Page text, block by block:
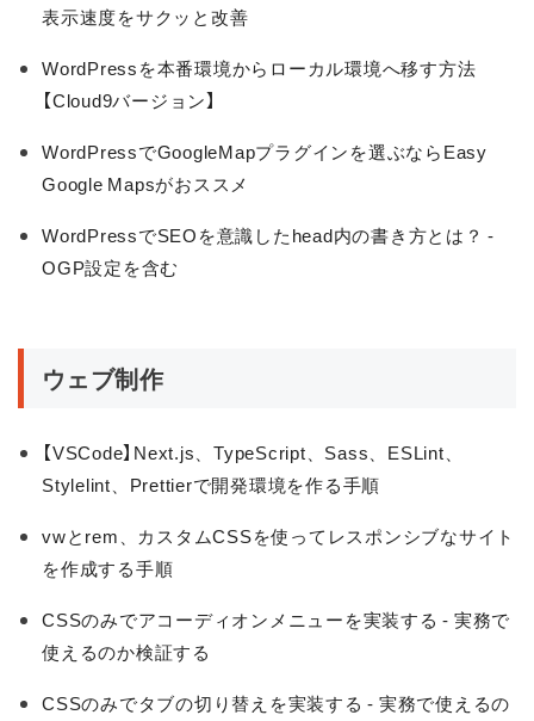
表示速度をサクッと改善
WordPressを本番環境からローカル環境へ移す方法
【Cloud9バージョン】
WordPressでGoogleMapプラグインを選ぶならEasy
Google Mapsがおススメ
WordPressでSEOを意識したhead内の書き方とは？ -
OGP設定を含む
ウェブ制作
【VSCode】Next.js、TypeScript、Sass、ESLint、
Stylelint、Prettierで開発環境を作る手順
vwとrem、カスタムCSSを使ってレスポンシブなサイト
を作成する手順
CSSのみでアコーディオンメニューを実装する - 実務で
使えるのか検証する
CSSのみでタブの切り替えを実装する - 実務で使えるの